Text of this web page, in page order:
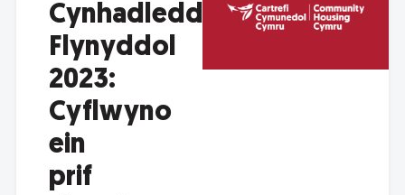
Cynhadledd
Flynyddol
2023:
Cyflwyno
ein
prif